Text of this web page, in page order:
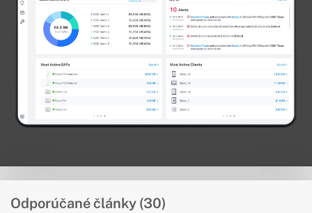
Odporúčané články (30)